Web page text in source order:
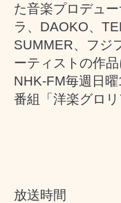
た音楽プロデュー
ラ、 DAOKO、
SUMMER、フジ
ーティストの作品
NHK-FM毎週日曜
番組「洋楽グロリ
放送時間